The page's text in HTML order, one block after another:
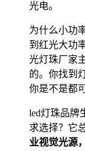
光电。
为什么小功
到红光大功
光灯珠厂家
的。你找到
你是不是都
led灯珠品牌
求选择？它
业视觉光源